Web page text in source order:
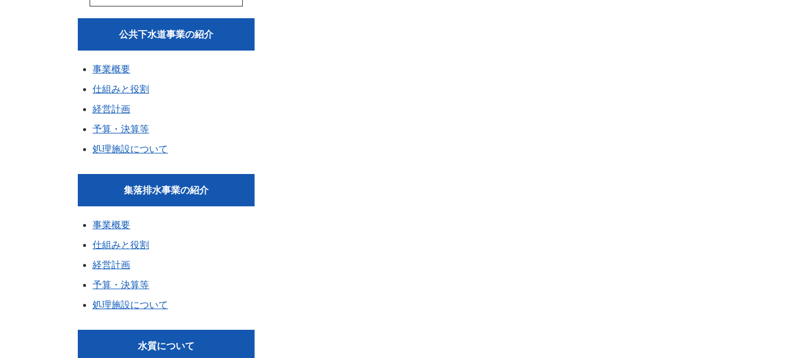
公共下水道事業の紹介
事業概要
仕組みと役割
経営計画
予算・決算等
処理施設について
集落排水事業の紹介
事業概要
仕組みと役割
経営計画
予算・決算等
処理施設について
水質について